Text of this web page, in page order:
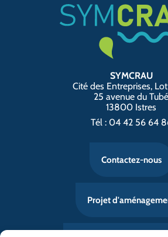
SYMCRAU
Cité des Entreprises,
25 avenue du Tubé
13800 Istres
Tél : 04 42 56 64
Contactez-nous
Projet